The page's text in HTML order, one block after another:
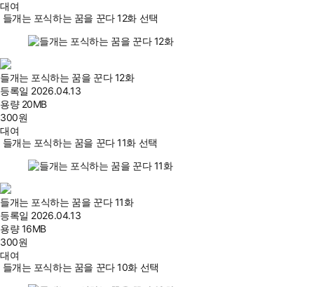
대여
들개는 포식하는 꿈을 꾼다 12화 선택
들개는 포식하는 꿈을 꾼다 12화
등록일 2026.04.13
용량 20MB
300원
대여
들개는 포식하는 꿈을 꾼다 11화 선택
들개는 포식하는 꿈을 꾼다 11화
등록일 2026.04.13
용량16MB
300원
대여
들개는 포식하는 꿈을 꾼다 10화 선택